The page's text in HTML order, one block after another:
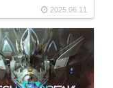
2025.06.11